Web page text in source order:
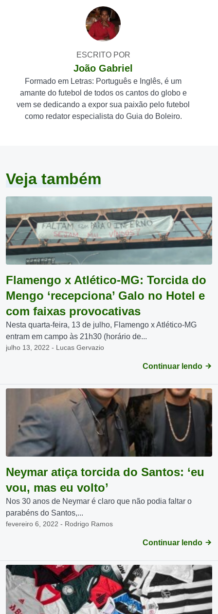
ESCRITO POR
João Gabriel
Formado em Letras: Português e Inglês, é um
amante do futebol de todos os cantos do globo e
vem se dedicando a expor sua paixão pelo futebol
como redator especialista do Guia do Boleiro.
Veja também
Flamengo x Atlético-MG: Torcida do
Mengo ‘recepciona’ Galo no Hotel e
com faixas provocativas
Nesta quarta-feira, 13 de julho, Flamengo x Atlético-MG
entram em campo às 21h30 (horário de...
julho 13, 2022 - Lucas Gervazio
Continuar lendo
Neymar atiça torcida do Santos: ‘eu
vou, mas eu volto’
Nos 30 anos de Neymar é claro que não podia faltar o
parabéns do Santos,...
fevereiro 6, 2022 - Rodrigo Ramos
Continuar lendo